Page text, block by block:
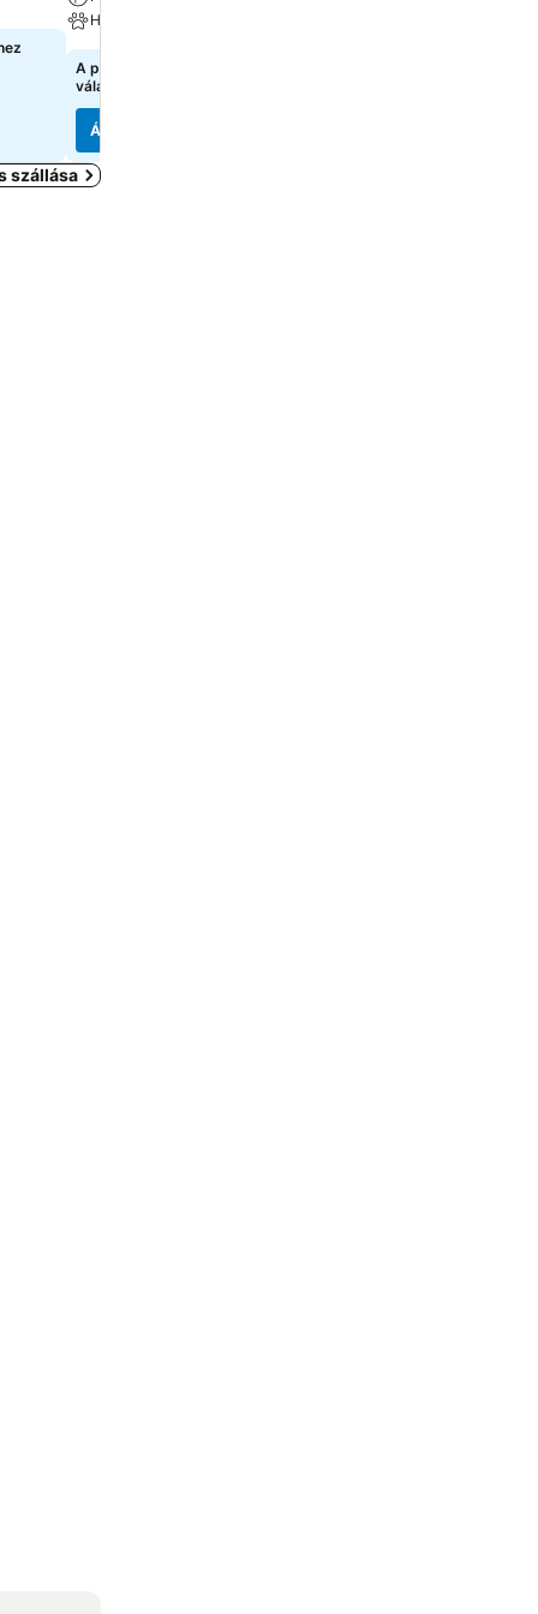
Háziállat megengedett
A pontos árak megtekintéséhez
válasszon dátumokat
Árak megjelenítése
szállása